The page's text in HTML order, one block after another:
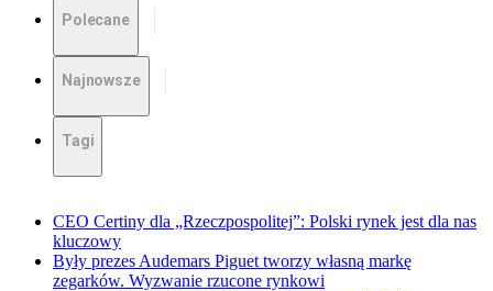
Polecane
Najnowsze
Tagi
CEO Certiny dla „Rzeczpospolitej”: Polski rynek jest dla nas
kluczowy
Były prezes Audemars Piguet tworzy własną markę
zegarków. Wyzwanie rzucone rynkowi